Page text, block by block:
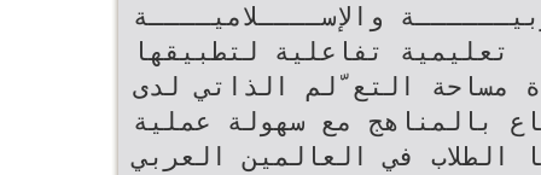
والإســــلاميــــة‬
‫تعليمية تفاعلية‬ ‫لتطبيقها‬
مساحة التع ّلم الذاتي لدى‬
بالمناهج مع سهولة عملية
‫الطلاب في العالمين العربي‬